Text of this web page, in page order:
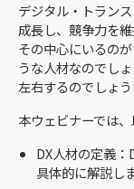
デジタル・トラン
成長し、競争力を
その中心にいるの
うな人材なのでし
左右するのでしょう
本ウェビナーでは
DX人材の定義
具体的に解説し